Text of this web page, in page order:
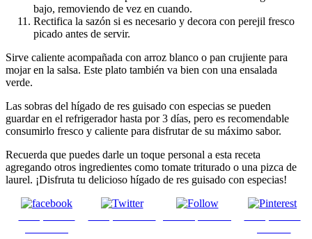
bajo, removiendo de vez en cuando.
Rectifica la sazón si es necesario y decora con perejil fresco
picado antes de servir.
Sirve caliente acompañada con arroz blanco o pan crujiente para
mojar en la salsa. Este plato también va bien con una ensalada
verde.
Las sobras del hígado de res guisado con especias se pueden
guardar en el refrigerador hasta por 3 días, pero es recomendable
consumirlo fresco y caliente para disfrutar de su máximo sabor.
Recuerda que puedes darle un toque personal a esta receta
agregando otros ingredientes como tomate triturado o una pizca de
laurel. ¡Disfruta tu delicioso hígado de res guisado con especias!